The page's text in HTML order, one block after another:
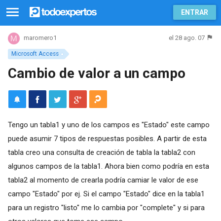
ENTRAR
Microsoft Access
maromero1 el 28 ago. 07
Cambio de valor a un campo
Tengo un tabla1 y uno de los campos es "Estado" este campo
puede asumir 7 tipos de respuestas posibles. A partir de esta
tabla creo una consulta de creación de tabla la tabla2 con
algunos campos de la tabla1. Ahora bien como podría en esta
tabla2 al momento de crearla podría camiar le valor de ese
campo "Estado" por ej. Si el campo "Estado" dice en la tabla1
para un registro "listo" me lo cambia por "complete" y si para